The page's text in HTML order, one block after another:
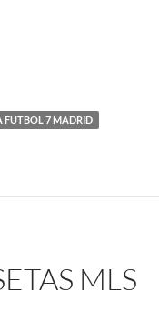
FUTBOL 7 MADRID
MLS